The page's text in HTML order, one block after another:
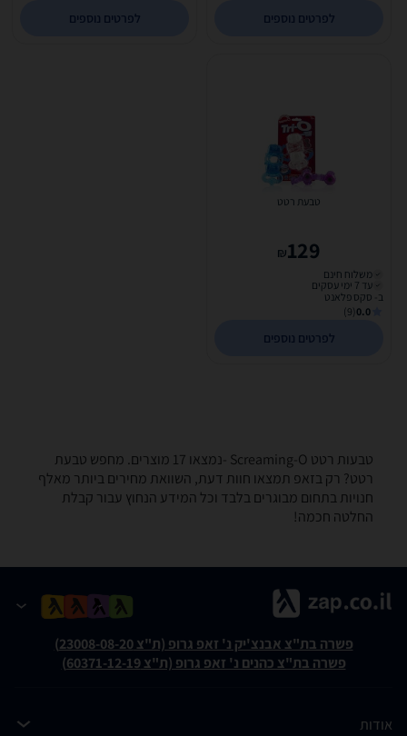
לפרטים נוספים לפרטים נוספים
טבעת רטט
129
₪
משלוח חינם
עד 7 ימי עסקים
ב- סקס פלאנט
0.0
(9)
לפרטים נוספים
טבעות רטט ‏Screaming-O -נמצאו 17 מוצרים. מחפש טבעת
רטט? רק בזאפ תמצאו חוות דעת, השוואת מחירים ביותר מאלף
חנויות בתחום מבוגרים בלבד וכל המידע הנחוץ עבור קבלת
החלטה חכמה!
פשרה בת"צ אבנצ'יק נ' זאפ גרופ (ת"צ 23008-08-20)
פשרה בת"צ כהנים נ' זאפ גרופ (ת"צ 60371-12-19)
אודות